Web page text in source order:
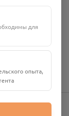
р-н
18
"АЛЬФА-БАНК"
для
опыта,